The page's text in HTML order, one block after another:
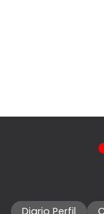
Diario Perfil